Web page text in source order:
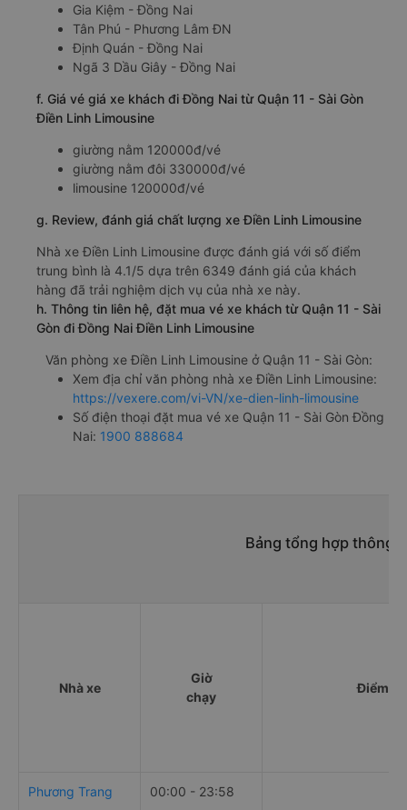
Gia Kiệm - Đồng Nai
Tân Phú - Phương Lâm ĐN
Định Quán - Đồng Nai
Ngã 3 Dầu Giây - Đồng Nai
f. Giá vé giá xe khách đi Đồng Nai từ Quận 11 - Sài Gòn
Điền Linh Limousine
giường nằm 120000đ/vé
giường nằm đôi 330000đ/vé
limousine 120000đ/vé
g. Review, đánh giá chất lượng xe Điền Linh Limousine
Nhà xe Điền Linh Limousine được đánh giá với số điểm
trung bình là 4.1/5 dựa trên 6349 đánh giá của khách
hàng đã trải nghiệm dịch vụ của nhà xe này.
h. Thông tin liên hệ, đặt mua vé xe khách từ Quận 11 - Sài
Gòn đi Đồng Nai Điền Linh Limousine
Văn phòng xe Điền Linh Limousine ở Quận 11 - Sài Gòn:
Xem địa chỉ văn phòng nhà xe Điền Linh Limousine:
https://vexere.com/vi-VN/xe-dien-linh-limousine
Số điện thoại đặt mua vé xe Quận 11 - Sài Gòn Đồng
Nai: 1900 888684
Bảng tổng hợp thông
Nhà xe
Giờ
chạy
Điểm đi
Phương Trang 00:00 - 23:58